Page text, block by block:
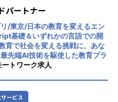
だあります。
カンパニーとして、DX(Dig
います。
、データを当たり前のよう
ことで継続的な競合優位性
足しております。
着実に成長させ続ける優秀
ら販売までを最適につなぐ
事業開始以後、今では日本
業界トップクラスの規模
。
会の実現に向けて、私た
パートナー
/東京/日本の教育を変えるエン
基礎＆いずれかの言語での開
育で社会を変える挑戦に、あな
先端AI技術を駆使した教育プラ
トワーク求人
ービス